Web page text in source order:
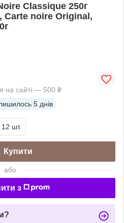
Classique 250г
Carte noire Original,
на сайті — 500 ₴
5 днів
12 шт.
Купити
або
з